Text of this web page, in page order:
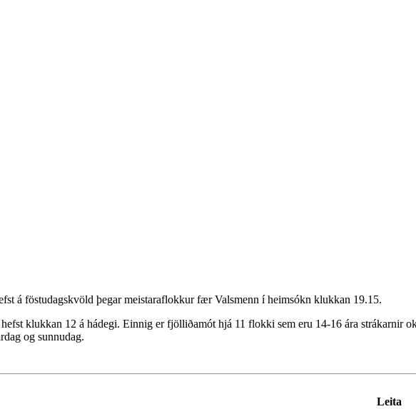
á föstudagskvöld þegar meistaraflokkur fær Valsmenn í heimsókn klukkan 19.15.
klukkan 12 á hádegi. Einnig er fjölliðamót hjá 11 flokki sem eru 14-16 ára strákarnir
og sunnudag.
Leita